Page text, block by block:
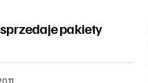
pakiety